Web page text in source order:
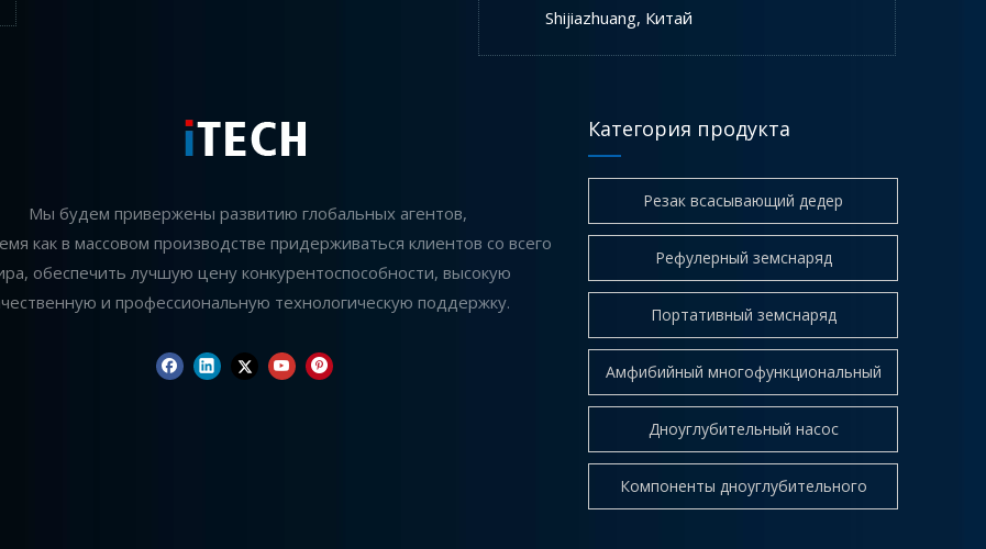
Рефулерный земснаряд
Ведущие производители реактивных
Shijiazhuang, Китай
Мы будем привержены развитию глобальных агентов,
как в массовом производстве придерживаться клиентов со всего
обеспечить лучшую цену конкурентоспособности, высокую
и профессиональную технологическую поддержку.
Категория продукта
Резак всасывающий дедер
Рефулерный земснаряд
Портативный земснаряд
Амфибийный многофункциональный
Дноуглубительный насос
Компоненты дноуглубительного